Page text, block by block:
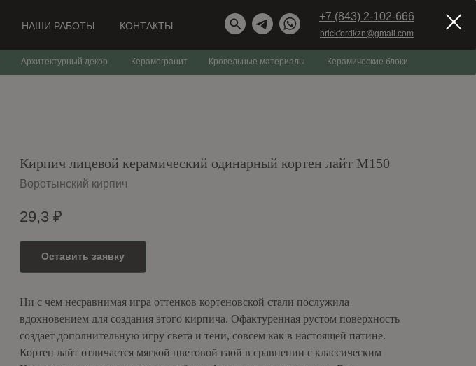
Архитектурный декор Керамогранит Керамические блоки
Кровельные материалы
НАШИ РАБОТЫ КОНТАКТЫ
+7 (843) 2-102-666
brickfordkzn@gmail.com
Кирпич лицевой керамический одинарный кортен лайт М150
Воротынский кирпич
29,3 ₽
Оставить заявку
Ни с чем несравнимая игра оттенков кортеновской стали послужила
вдохновением для создания этого кирпича. Офактуренная рустом поверхность
создает дополнительную игру света и тени, совсем как в настоящей патине.
Кортен лайт отличается мягкой цветовой гаой в сравнении с классическим